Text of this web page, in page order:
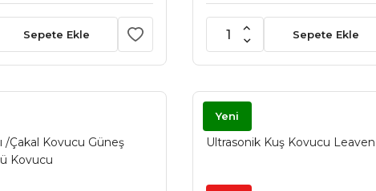
Sepete Ekle Sepete Ekle
/Çakal Kovucu Güneş
Kovucu
Yeni
LEAVEN
Ultrasonik Kuş Kovucu Leaven